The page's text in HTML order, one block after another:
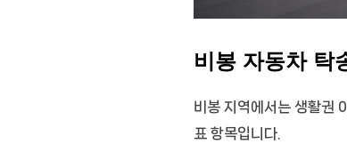
비봉 자동차 탁
비봉 지역에서는 생활권
표 항목입니다.